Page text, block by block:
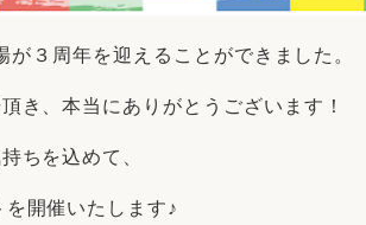
３周年を迎えることができました。
き、本当にありがとうございます！
ちを込めて、
開催いたします♪